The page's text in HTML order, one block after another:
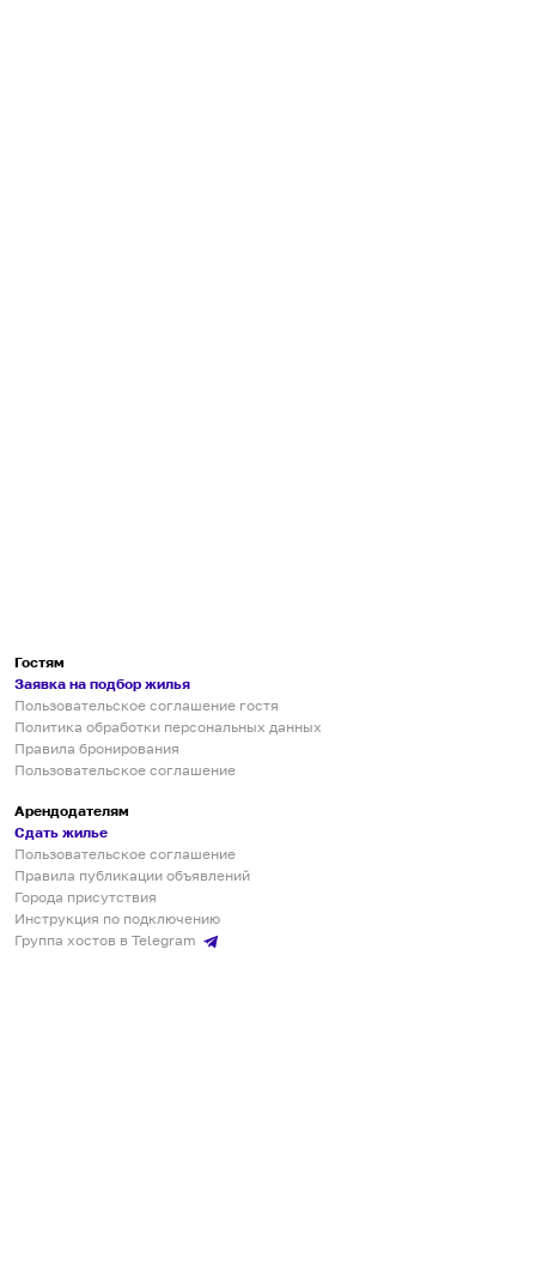
Гостям
Заявка на подбор жилья
Пользовательское соглашение гостя
Политика обработки персональных данных
Правила бронирования
Пользовательское соглашение
Арендодателям
Сдать жилье
Пользовательское соглашение
Правила публикации объявлений
Города присутствия
Инструкция по подключению
Группа хостов в Telegram